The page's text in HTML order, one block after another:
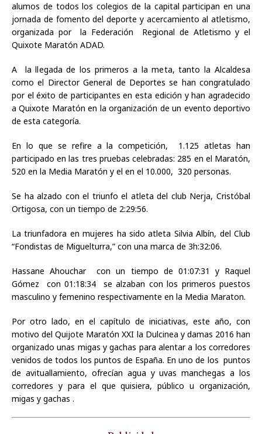
alumos de todos los colegios de la capital participan en una
jornada de fomento del deporte y acercamiento al atletismo,
organizada por la Federación Regional de Atletismo y el
Quixote Maratón ADAD.
A la llegada de los primeros a la meta, tanto la Alcaldesa
como el Director General de Deportes se han congratulado
por el éxito de participantes en esta edición y han agradecido
a Quixote Maratón en la organización de un evento deportivo
de esta categoría.
En lo que se refire a la competición, 1.125 atletas han
participado en las tres pruebas celebradas: 285 en el Maratón,
520 en la Media Maratón y el en el 10.000, 320 personas.
Se ha alzado con el triunfo el atleta del club Nerja, Cristóbal
Ortigosa, con un tiempo de 2:29:56.
La triunfadora en mujeres ha sido atleta Silvia Albín, del Club
“Fondistas de Miguelturra,” con una marca de 3h:32:06.
Hassane Ahouchar con un tiempo de 01:07:31 y Raquel
Gómez con 01:18:34 se alzaban con los primeros puestos
masculino y femenino respectivamente en la Media Maraton.
Por otro lado, en el capítulo de iniciativas, este año, con
motivo del Quijote Maratón XXI la Dulcinea y damas 2016 han
organizado unas migas y gachas para alentar a los corredores
venidos de todos los puntos de España. En uno de los puntos
de avituallamiento, ofrecían agua y uvas manchegas a los
corredores y para el que quisiera, público u organización,
migas y gachas .